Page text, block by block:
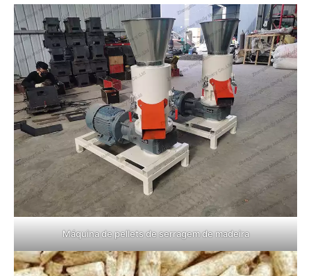
Máquina de pellets de serragem de madeira